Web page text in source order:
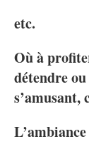
etc.
Où à
détendre
s’amusant,